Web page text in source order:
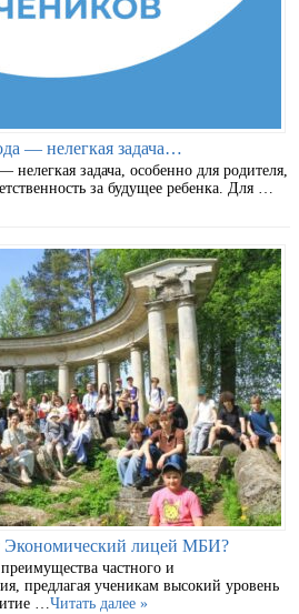
— нелегкая задача…
задача, особенно для родителя,
за будущее ребенка. Для …
лицей МБИ?
частного и
предлагая ученикам высокий уровень
…Читать далее »